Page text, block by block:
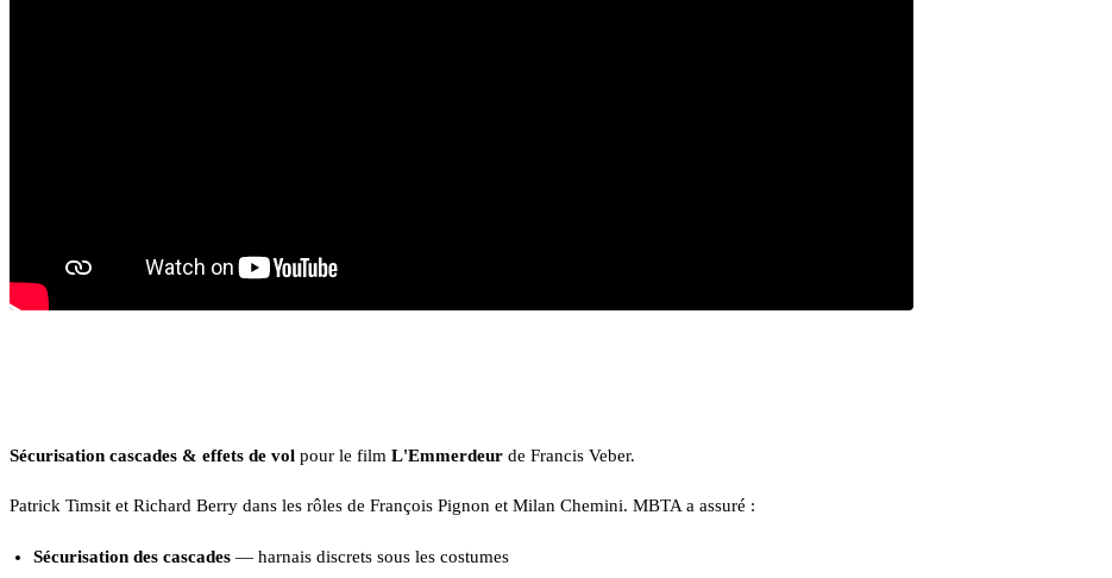
Sécurisation cascades & effets de vol pour le film L'Emmerdeur de Francis Veber.
Patrick Timsit et Richard Berry dans les rôles de François Pignon et Milan Chemini. MBTA a assuré :
Sécurisation des cascades — harnais discrets sous les costumes